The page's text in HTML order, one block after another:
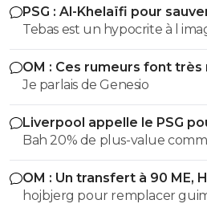
PSG : Al-Khelaïfi pour
cauchemar
Tebas est un hypocrite à l
est, à 500000e près, égal à la
effectif entier de malaga en
OM : Ces rumeurs font très
Je parlais de Genesio
Liverpool appelle le PSG
Bah 20% de plus-value
OM : Un transfert à 90 ME,
hojbjerg pour remplacer